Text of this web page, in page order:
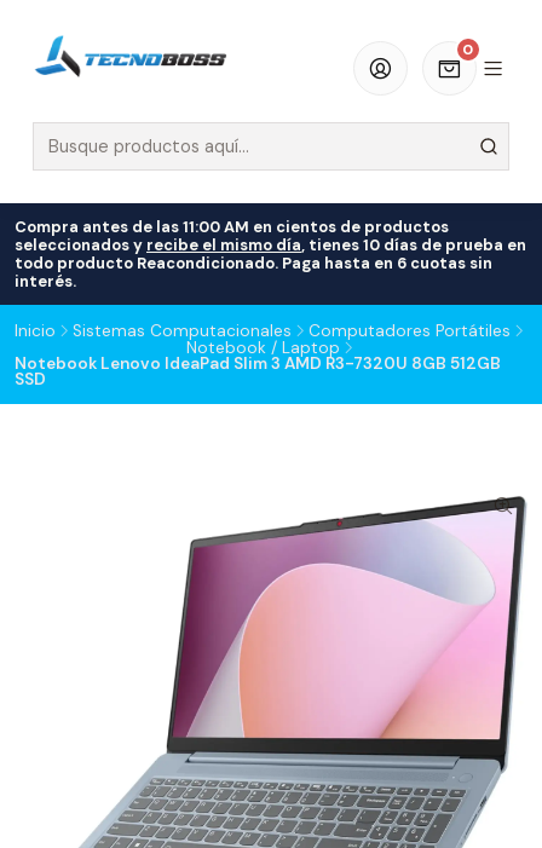
0
Compra antes de las 11:00 AM en cientos de productos
seleccionados y recibe el mismo día, tienes 10 días de prueba en
todo producto Reacondicionado. Paga hasta en 6 cuotas sin
interés.
Inicio Sistemas Computacionales
Computadores Portátiles
Notebook / Laptop
Notebook Lenovo IdeaPad Slim 3 AMD R3-7320U 8GB 512GB
SSD